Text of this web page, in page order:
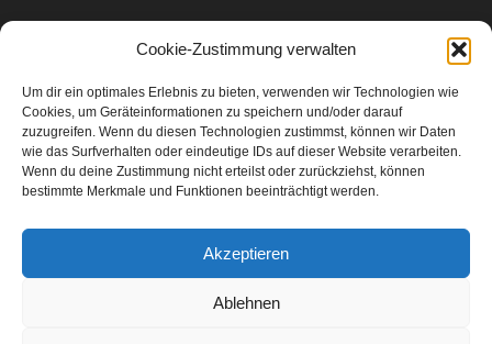
Cookie-Zustimmung verwalten
Um dir ein optimales Erlebnis zu bieten, verwenden wir Technologien wie
Cookies, um Geräteinformationen zu speichern und/oder darauf
zuzugreifen. Wenn du diesen Technologien zustimmst, können wir Daten
wie das Surfverhalten oder eindeutige IDs auf dieser Website verarbeiten.
Wenn du deine Zustimmung nicht erteilst oder zurückziehst, können
bestimmte Merkmale und Funktionen beeinträchtigt werden.
Akzeptieren
Ablehnen
Events & Success 3004
Breaking News 2067
Aktuelles
Featured Article
Karriere 567